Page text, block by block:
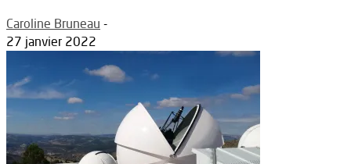
Caroline Bruneau -
27 janvier 2022